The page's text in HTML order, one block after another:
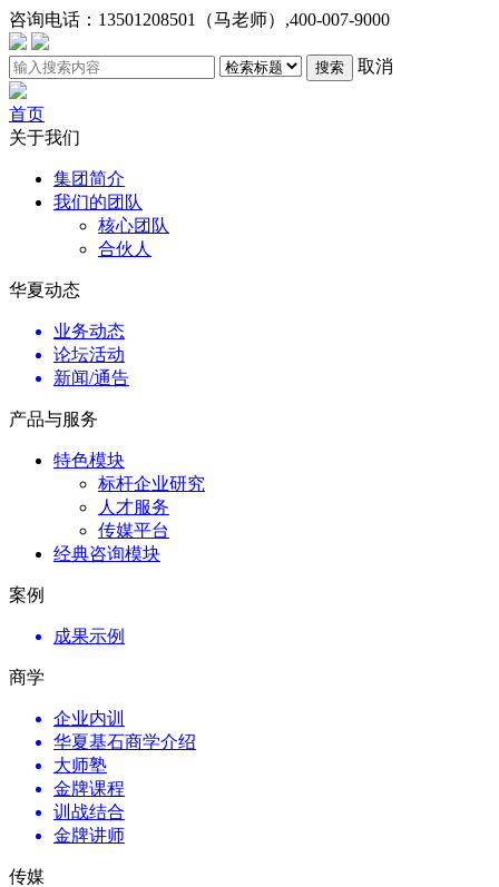
咨询电话： 13501208501（马老师）,400-007-9000
搜索 取消
首页
关于我们
集团简介
我们的团队
核心团队
合伙人
华夏动态
业务动态
论坛活动
新闻/通告
产品与服务
特色模块
标杆企业研究
人才服务
传媒平台
经典咨询模块
案例
成果示例
商学
企业内训
华夏基石商学介绍
大师塾
金牌课程
训战结合
金牌讲师
传媒